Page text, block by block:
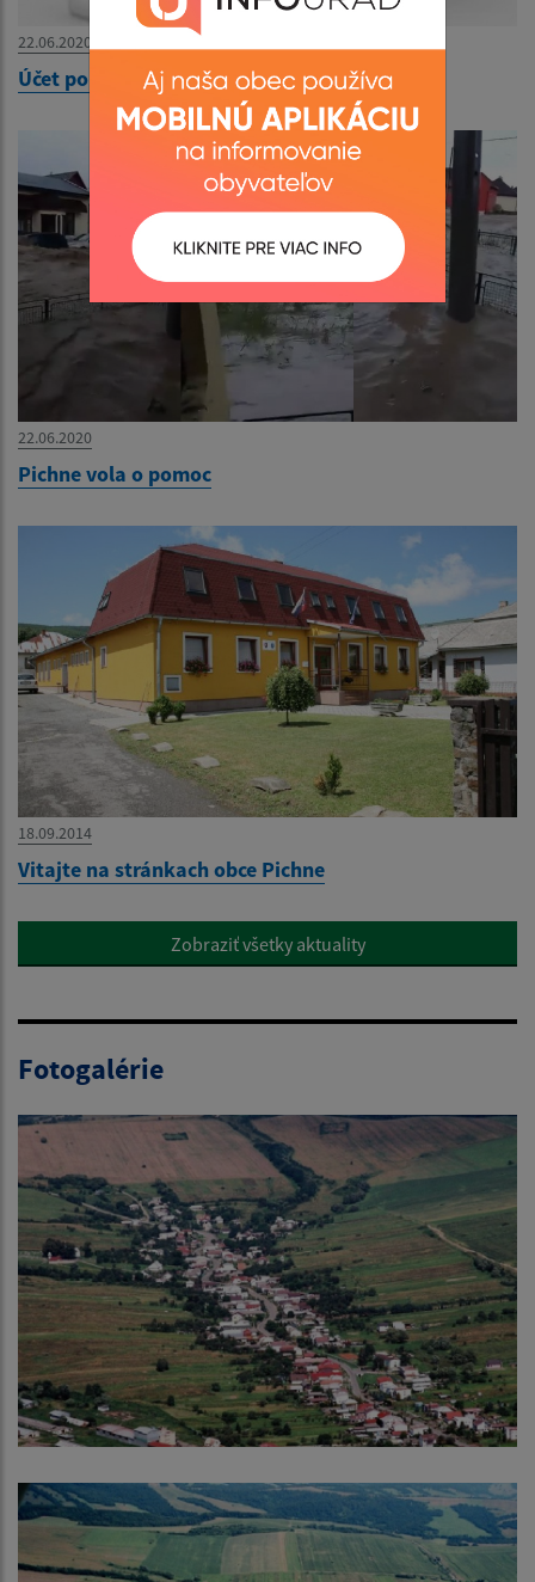
22.06.2020
Účet pomoci pre obec Pichne
22.06.2020
Pichne vola o pomoc
18.09.2014
Vitajte na stránkach obce Pichne
Zobraziť všetky aktuality
Fotogalérie